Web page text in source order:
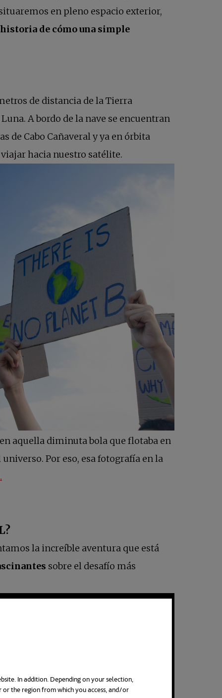
In addition. Depending on your selection,
the region from which you access, and/or
en pleno espacio exterior,
historia de cómo una simple
de distancia de la Tierra
A bordo de la nave se encuentran
de Cabo Cañaveral y ya en órbita
hacia nuestro satélite.
aquella diminuta bola que flotaba en
Por eso, esa fotografía en la
.
la increíble aventura que está
sobre el desafío más